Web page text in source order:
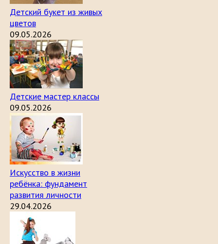
Детский букет из живых
цветов
09.05.2026
Детские мастер классы
09.05.2026
Искусство в жизни
ребёнка: фундамент
развития личности
29.04.2026